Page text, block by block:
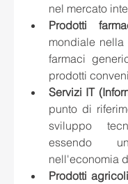
nel mercato
Prodotti
mondiale
farmaci
prodotti
Servizi IT
punto di
sviluppo
essendo
nell'economia
Prodotti